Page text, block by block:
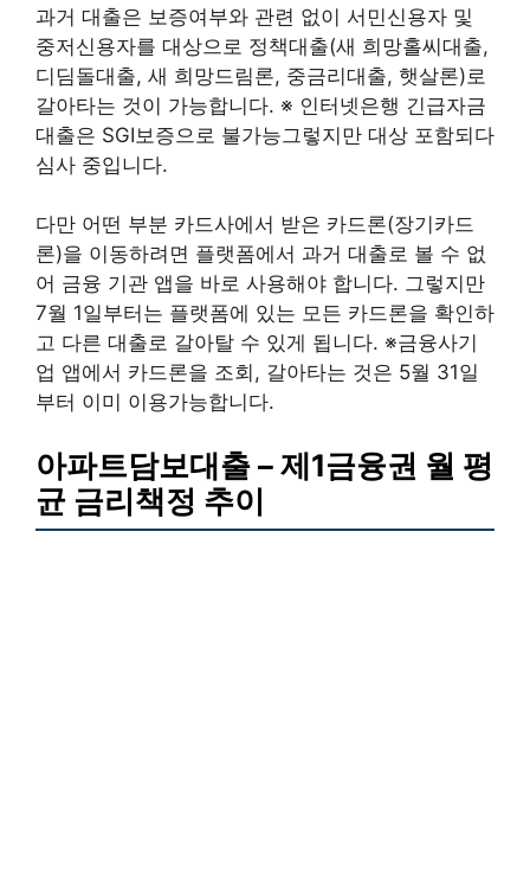
과거 대출은 보증여부와 관련 없이 서민신용자 및
중저신용자를 대상으로 정책대출(새 희망홀씨대출,
디딤돌대출, 새 희망드림론, 중금리대출, 햇살론)로
갈아타는 것이 가능합니다. ※ 인터넷은행 긴급자금
대출은 SGI보증으로 불가능그렇지만 대상 포함되다
심사 중입니다.
다만 어떤 부분 카드사에서 받은 카드론(장기카드
론)을 이동하려면 플랫폼에서 과거 대출로 볼 수 없
어 금융 기관 앱을 바로 사용해야 합니다. 그렇지만
7월 1일부터는 플랫폼에 있는 모든 카드론을 확인하
고 다른 대출로 갈아탈 수 있게 됩니다. ※금융사기
업 앱에서 카드론을 조회, 갈아타는 것은 5월 31일
부터 이미 이용가능합니다.
아파트담보대출 – 제1금융권 월 평
균 금리책정 추이